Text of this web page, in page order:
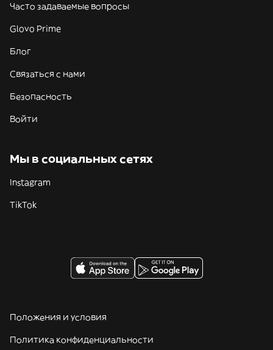
Часто задаваемые вопросы
Glovo Prime
Блог
Связаться с нами
Безопасность
Войти
Мы в социальных сетях
Instagram
TikTok
Положения и условия
Политика конфиденциальности